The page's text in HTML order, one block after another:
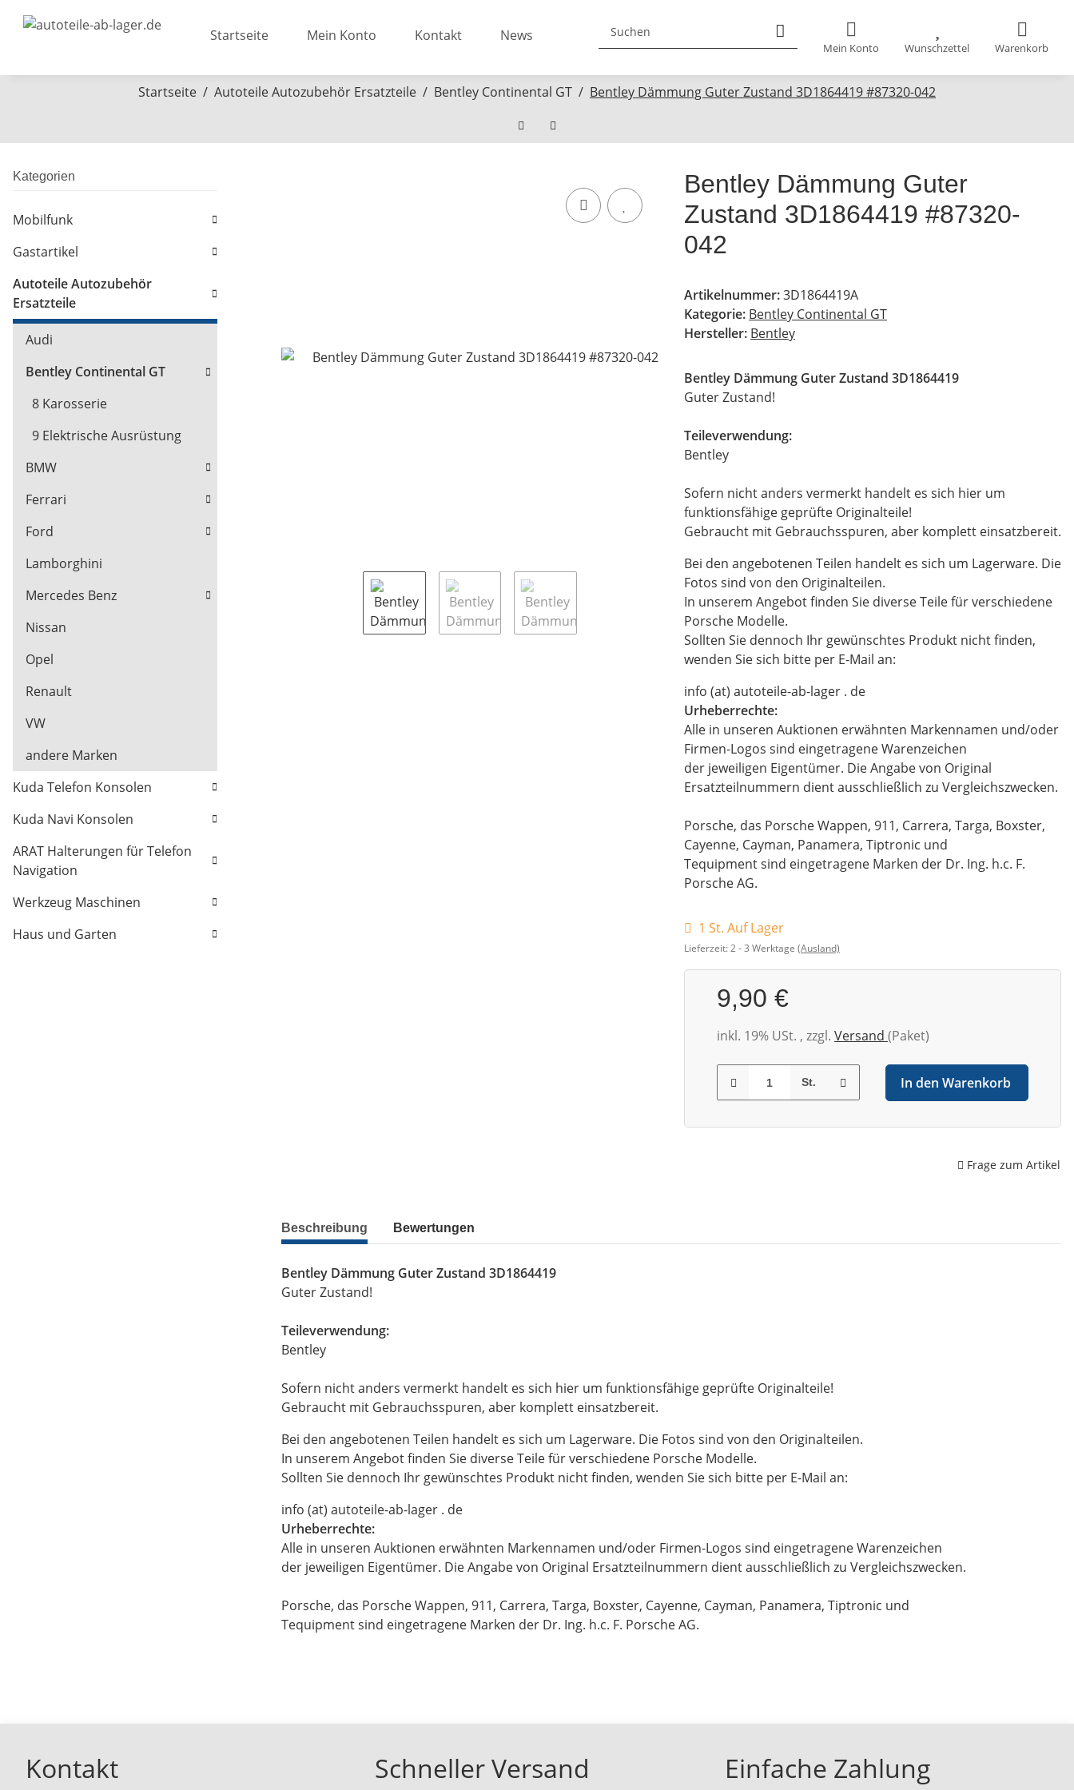
Mein Konto Wunschzettel Warenkorb
Startseite Mein Konto Kontakt News
Startseite Autoteile Autozubehör Ersatzteile Bentley Continental GT Bentley Dämmung Guter Zustand 3D1864419 #87320-042
Bentley Dämmung Guter
Zustand 3D1864419 #87320-
042
Artikelnummer:3D1864419A
Kategorie: Bentley Continental GT
Hersteller: Bentley
Bentley Dämmung Guter Zustand 3D1864419
Guter Zustand!
Teileverwendung:
Bentley
Sofern nicht anders vermerkt handelt es sich hier um
funktionsfähige geprüfte Originalteile!
Gebraucht mit Gebrauchsspuren, aber komplett einsatzbereit.
Bei den angebotenen Teilen handelt es sich um Lagerware. Die
Fotos sind von den Originalteilen.
In unserem Angebot finden Sie diverse Teile für verschiedene
Porsche Modelle.
Sollten Sie dennoch Ihr gewünschtes Produkt nicht finden,
wenden Sie sich bitte per E-Mail an:
info (at) autoteile-ab-lager . de
Urheberrechte:
Alle in unseren Auktionen erwähnten Markennamen und/oder
Firmen-Logos sind eingetragene Warenzeichen
der jeweiligen Eigentümer. Die Angabe von Original
Ersatzteilnummern dient ausschließlich zu Vergleichszwecken.
Porsche, das Porsche Wappen, 911, Carrera, Targa, Boxster,
Cayenne, Cayman, Panamera, Tiptronic und
Tequipment sind eingetragene Marken der Dr. Ing. h.c. F.
Porsche AG.
1 St. Auf Lager
Lieferzeit:2 - 3 Werktage (Ausland)
9,90 €
inkl. 19% USt. , zzgl. Versand (Paket)
St. In den Warenkorb
Frage zum Artikel
Beschreibung Bewertungen
Bentley Dämmung Guter Zustand 3D1864419
Guter Zustand!
Teileverwendung:
Bentley
Sofern nicht anders vermerkt handelt es sich hier um funktionsfähige geprüfte Originalteile!
Gebraucht mit Gebrauchsspuren, aber komplett einsatzbereit.
Bei den angebotenen Teilen handelt es sich um Lagerware. Die Fotos sind von den Originalteilen.
In unserem Angebot finden Sie diverse Teile für verschiedene Porsche Modelle.
Sollten Sie dennoch Ihr gewünschtes Produkt nicht finden, wenden Sie sich bitte per E-Mail an:
info (at) autoteile-ab-lager . de
Urheberrechte:
Alle in unseren Auktionen erwähnten Markennamen und/oder Firmen-Logos sind eingetragene Warenzeichen
der jeweiligen Eigentümer. Die Angabe von Original Ersatzteilnummern dient ausschließlich zu Vergleichszwecken.
Porsche, das Porsche Wappen, 911, Carrera, Targa, Boxster, Cayenne, Cayman, Panamera, Tiptronic und
Tequipment sind eingetragene Marken der Dr. Ing. h.c. F. Porsche AG.
Kategorien
Mobilfunk
Gastartikel
Autoteile Autozubehör
Ersatzteile
Audi
Bentley Continental GT
8 Karosserie
9 Elektrische Ausrüstung
BMW
Ferrari
Ford
Lamborghini
Mercedes Benz
Nissan
Opel
Renault
VW
andere Marken
Kuda Telefon Konsolen
Kuda Navi Konsolen
ARAT Halterungen für Telefon
Navigation
Werkzeug Maschinen
Haus und Garten
Kontakt Schneller Versand Einfache Zahlung